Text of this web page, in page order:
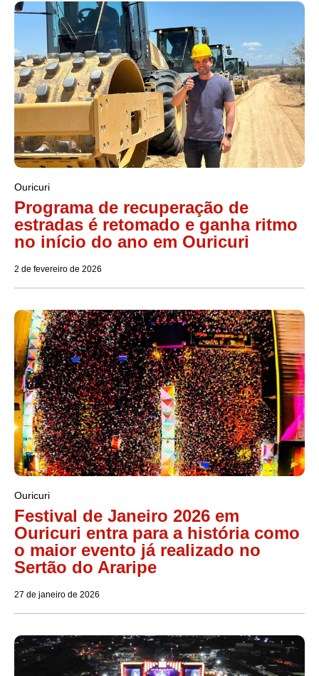
Ouricuri
Programa de recuperação de
estradas é retomado e ganha ritmo
no início do ano em Ouricuri
2 de fevereiro de 2026
Ouricuri
Festival de Janeiro 2026 em
Ouricuri entra para a história como
o maior evento já realizado no
Sertão do Araripe
27 de janeiro de 2026